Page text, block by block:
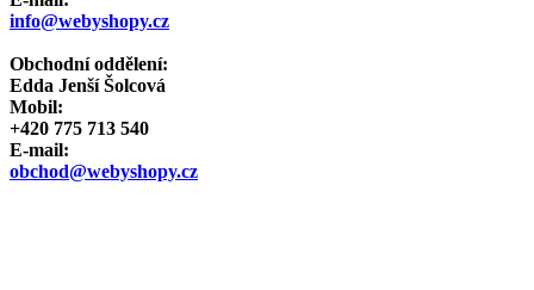
info@webyshopy.cz
Obchodní oddělení:
Edda Jenší Šolcová
Mobil:
+420 775 713 540
E-mail:
obchod@webyshopy.cz